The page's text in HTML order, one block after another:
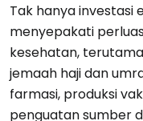
Tak hanya investasi
menyepakati
kesehatan,
jemaah haji dan
farmasi, produksi
penguatan sumber